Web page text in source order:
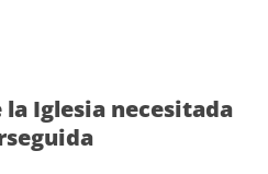
Iglesia necesitada